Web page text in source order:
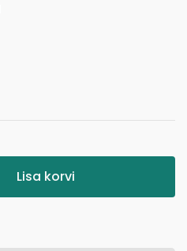
Lisa korvi